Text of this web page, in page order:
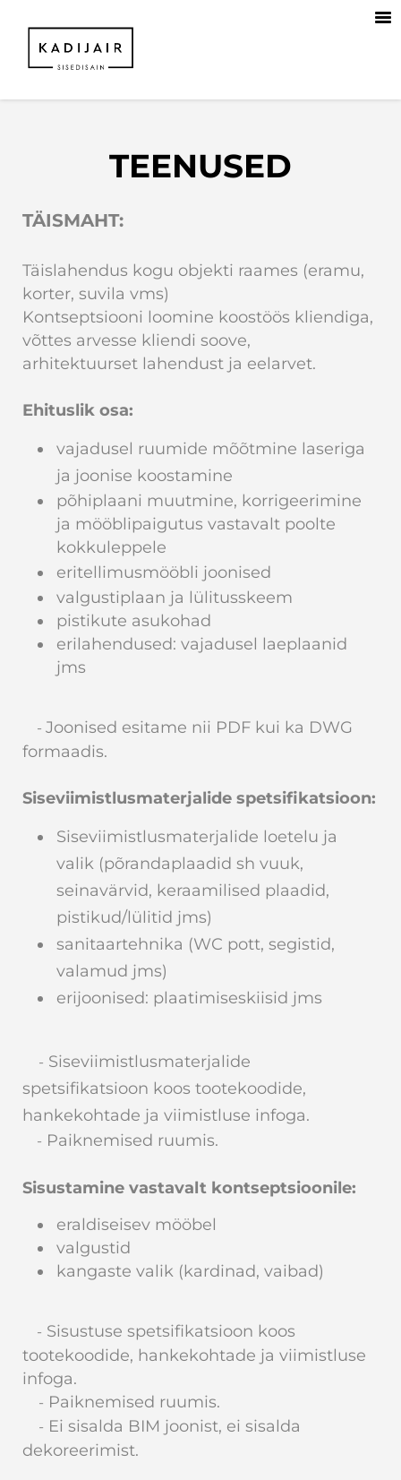
TEENUSED
TÄISMAHT:
Täislahendus kogu objekti raames (eramu,
korter, suvila vms)
Kontseptsiooni loomine koostöös kliendiga,
võttes arvesse kliendi soove,
arhitektuurset lahendust ja eelarvet.
Ehituslik osa:
vajadusel ruumide mõõtmine laseriga
ja joonise koostamine
põhiplaani muutmine, korrigeerimine
ja mööblipaigutus vastavalt poolte
kokkuleppele
eritellimusmööbli joonised
valgustiplaan ja lülitusskeem
pistikute asukohad
erilahendused: vajadusel laeplaanid
jms
- Joonised esitame nii PDF kui ka DWG
formaadis.
Siseviimistlusmaterjalide spetsifikatsioon:
Siseviimistlusmaterjalide loetelu ja
valik (põrandaplaadid sh vuuk,
seinavärvid, keraamilised plaadid,
pistikud/lülitid jms)
sanitaartehnika (WC pott, segistid,
valamud jms)
erijoonised: plaatimiseskiisid jms
- Siseviimistlusmaterjalide
spetsifikatsioon koos tootekoodide,
hankekohtade ja viimistluse infoga.
- Paiknemised ruumis.
Sisustamine vastavalt kontseptsioonile:
eraldiseisev mööbel
valgustid
kangaste valik (kardinad, vaibad)
- Sisustuse spetsifikatsioon koos
tootekoodide, hankekohtade ja viimistluse
infoga.
- Paiknemised ruumis.
- Ei sisalda BIM joonist, ei sisalda
dekoreerimist.